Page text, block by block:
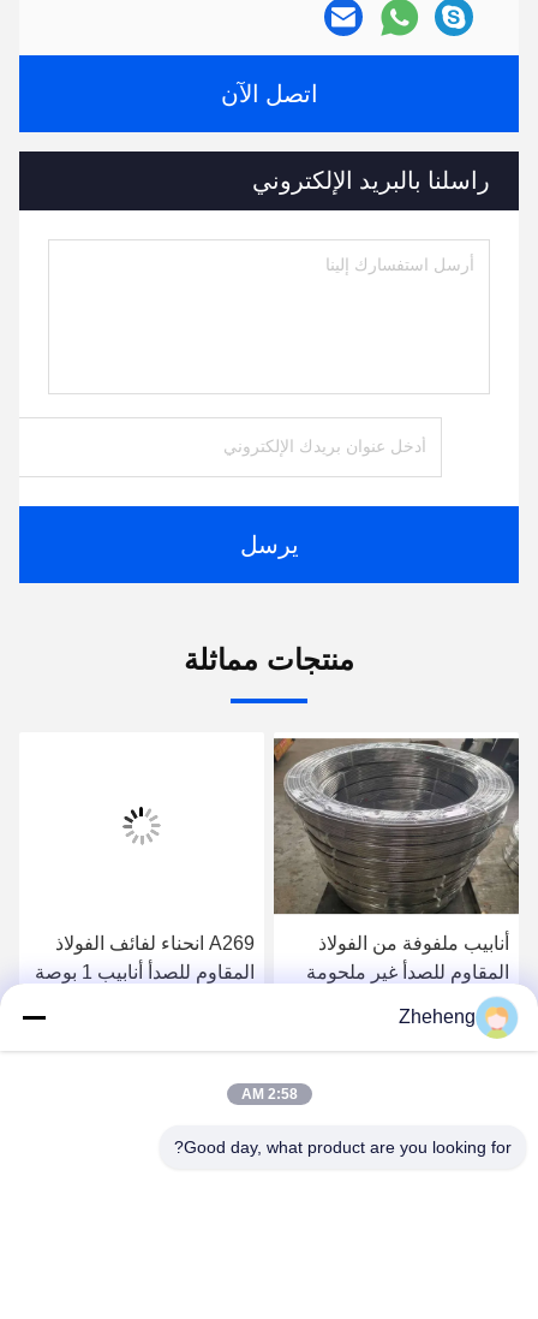
اتصل الآن
راسلنا بالبريد الإلكتروني
يرسل
منتجات مماثلة
أنابيب ملفوفة من الفولاذ
المقاوم للصدأ غير ملحومة
JIS SUS304L Sch10s
احصل على افضل سعر
A269 انحناء لفائف الفولاذ
المقاوم للصدأ أنابيب 1 بوصة
احصل على افضل سعر
Zheheng
2:58 AM
Good day, what product are you looking for?